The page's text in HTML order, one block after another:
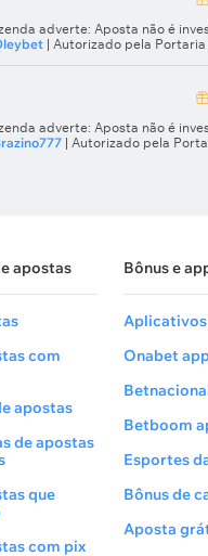
adverte: Aposta não é
| Autorizado pela
adverte: Aposta não é
| Autorizado pela
apostas Bônus e
com
apostas
de apostas
que
com pix
Onabet
Betboom
Esportes
Bônus de
Aposta